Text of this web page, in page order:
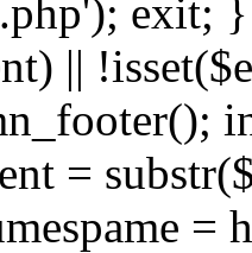
exit;
||
=
=